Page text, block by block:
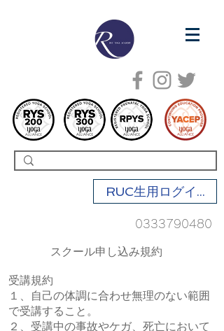
RUC生用ログイン
0333790480
​スクール申し込み規約
受講規約
１、自己の体調に合わせ無理のない範囲
で受講すること。
２、受講中の事故やケガ、死亡において